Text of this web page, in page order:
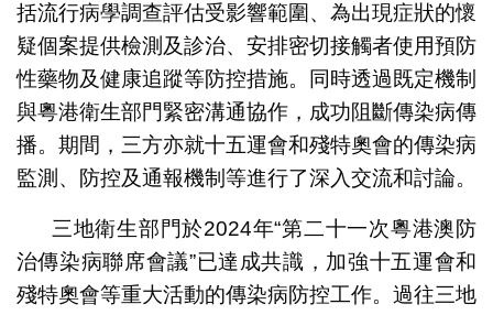
括流行病學調查評估受影響範圍、為出現症狀的懷
疑個案提供檢測及診治、安排密切接觸者使用預防
性藥物及健康追蹤等防控措施。同時透過既定機制
與粵港衛生部門緊密溝通協作，成功阻斷傳染病傳
播。期間，三方亦就十五運會和殘特奧會的傳染病
監測、防控及通報機制等進行了深入交流和討論。
三地衛生部門於2024年“第二十一次粵港澳防
治傳染病聯席會議”已達成共識，加強十五運會和
殘特奧會等重大活動的傳染病防控工作。過往三地